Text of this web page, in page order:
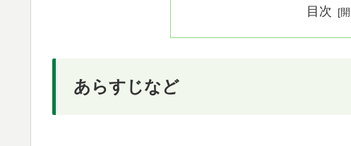
目次
あらすじなど